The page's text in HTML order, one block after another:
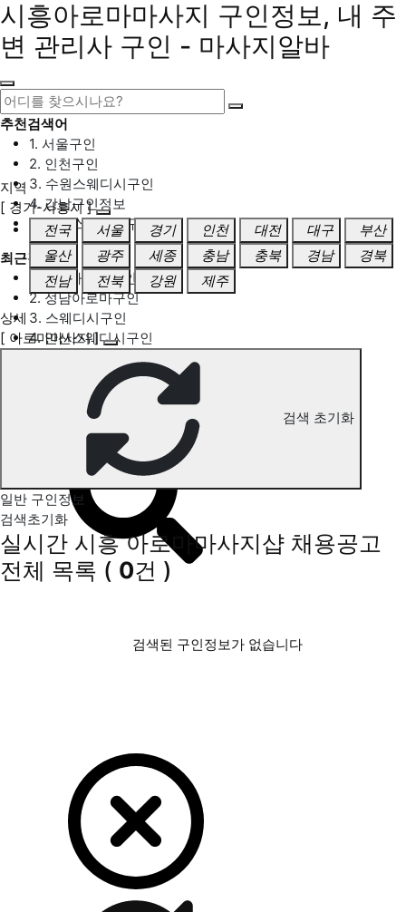
시흥아로마마사지 구인정보, 내 주
변 관리사 구인 - 마사지알바
추천검색어
1. 서울구인
2. 인천구인
3. 수원스웨디시구인
4. 강남구인정보
5. 동탄스웨디시구인
최근검색어
1. 일산마사지구인
2. 성남아로마구인
3. 스웨디시구인
4. 안산스웨디시구인
시흥 아로마마사지 구인정보
지역
[ 경기-시흥시 ]
전국
서울 경기 인천 대전 대구
부산
울산
광주 세종 충남 충북 경남
경북
전남
전북 강원 제주
상세
[ 아로마마사지 ]
검색 초기화
일반 구인정보
검색초기화
실시간 시흥 아로마마사지샵 채용공고
전체 목록 ( 0건 )
검색된 구인정보가 없습니다